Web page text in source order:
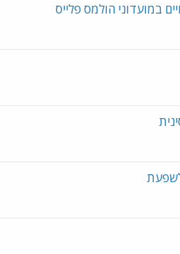
במועדוני הולמס פלייס